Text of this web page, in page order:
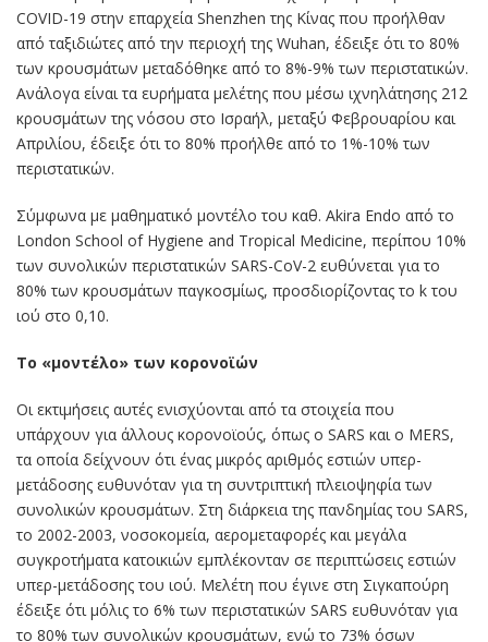
COVID-19 στην επαρχεία Shenzhen της Κίνας που προήλθαν
από ταξιδιώτες από την περιοχή της Wuhan, έδειξε ότι το 80%
των κρουσμάτων μεταδόθηκε από το 8%-9% των περιστατικών.
Ανάλογα είναι τα ευρήματα μελέτης που μέσω ιχνηλάτησης 212
κρουσμάτων της νόσου στο Ισραήλ, μεταξύ Φεβρουαρίου και
Απριλίου, έδειξε ότι το 80% προήλθε από το 1%-10% των
περιστατικών.
Σύμφωνα με μαθηματικό μοντέλο του καθ. Akira Endo από το
London School of Hygiene and Tropical Medicine, περίπου 10%
των συνολικών περιστατικών SARS-CoV-2 ευθύνεται για το
80% των κρουσμάτων παγκοσμίως, προσδιορίζοντας το k του
ιού στο 0,10.
Το «μοντέλο» των κορονοϊών
Οι εκτιμήσεις αυτές ενισχύονται από τα στοιχεία που
υπάρχουν για άλλους κορονοϊούς, όπως ο SARS και ο MERS,
τα οποία δείχνουν ότι ένας μικρός αριθμός εστιών υπερ-
μετάδοσης ευθυνόταν για τη συντριπτική πλειοψηφία των
συνολικών κρουσμάτων. Στη διάρκεια της πανδημίας του SARS,
το 2002-2003, νοσοκομεία, αερομεταφορές και μεγάλα
συγκροτήματα κατοικιών εμπλέκονταν σε περιπτώσεις εστιών
υπερ-μετάδοσης του ιού. Μελέτη που έγινε στη Σιγκαπούρη
έδειξε ότι μόλις το 6% των περιστατικών SARS ευθυνόταν για
το 80% των συνολικών κρουσμάτων, ενώ το 73% όσων